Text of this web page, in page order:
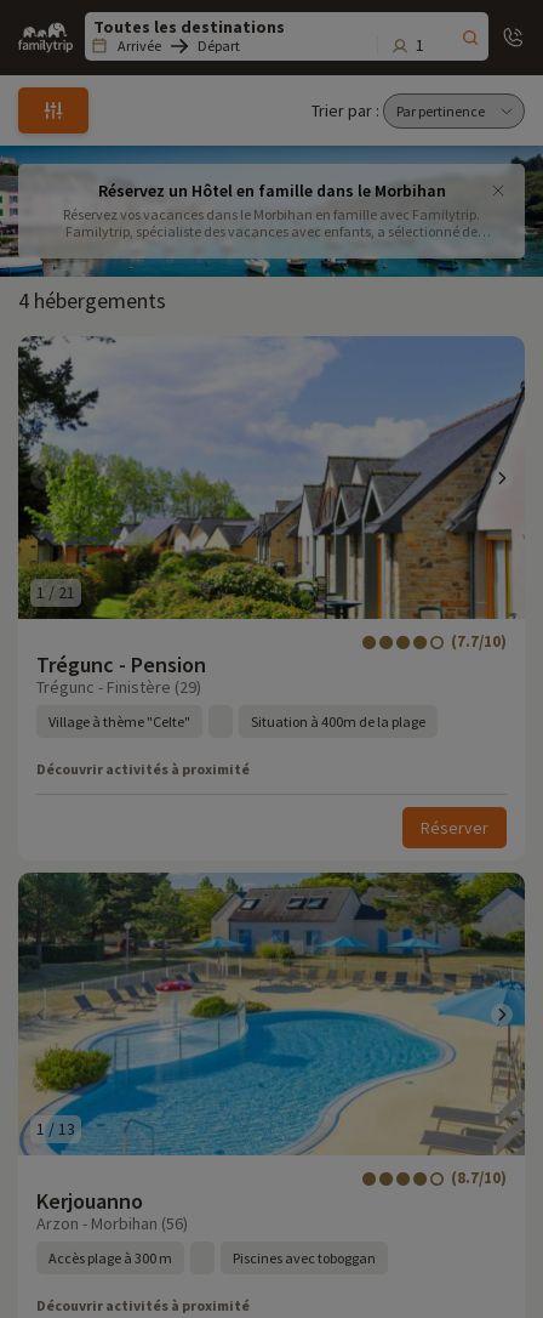
Family
trip
Arrivée Départ 1
Trier par :
Réservez un Hôtel en famille dans le Morbihan
Réservez vos vacances dans le Morbihan en famille avec Familytrip.
Familytrip, spécialiste des vacances avec enfants, a sélectionné de
faire en famille
4 hébergements
1 / 21
Trégunc - Pension
(7.7/10)
Trégunc - Finistère (29)
Village à thème "Celte" Situation à 400m de la plage
Découvrir activités à proximité
Réserver
1/13
Kerjouanno
(8.7/10)
Arzon - Morbihan (56)
Accès plage à 300 m Piscines avec toboggan
Découvrir activités à proximité